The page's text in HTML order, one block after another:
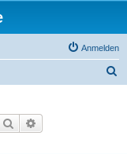
Anmelden
Suche